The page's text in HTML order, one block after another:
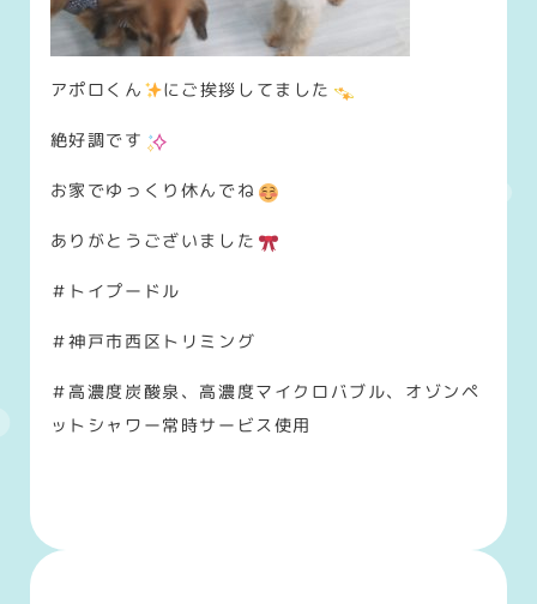
アポロくん にご挨拶してました
絶好調です
お家でゆっくり休んでね
ありがとうございました
＃トイプードル
＃神戸市西区トリミング
＃高濃度炭酸泉、高濃度マイクロバブル、オゾンペ
ットシャワー常時サービス使用